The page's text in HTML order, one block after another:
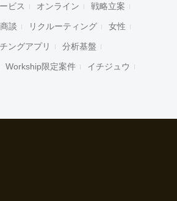
ビス オンライン 戦略立案
商談 リクルーティング 女性
ングアプリ 分析基盤
Workship限定案件 イチジュウ